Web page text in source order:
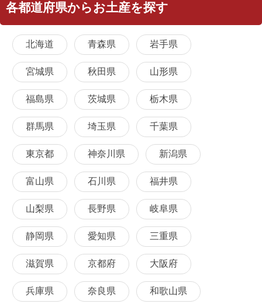
各都道府県からお土産を探す
北海道 青森県 岩手県
宮城県 秋田県 山形県
福島県 茨城県 栃木県
群馬県 埼玉県 千葉県
東京都 神奈川県 新潟県
富山県 石川県 福井県
山梨県 長野県 岐阜県
静岡県 愛知県 三重県
滋賀県 京都府 大阪府
兵庫県 奈良県 和歌山県